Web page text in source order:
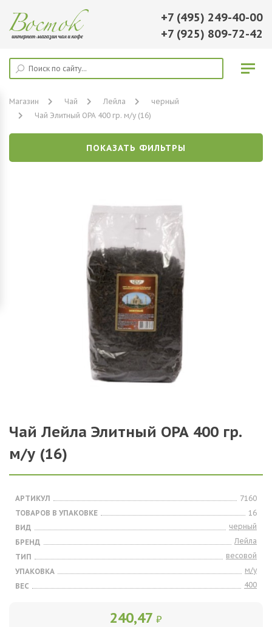
+7 (495) 249-40-00
+7 (925) 809-72-42
Магазин Чай Лейла
черный
Чай Элитный ОРА 400 гр. м/у (16)
ПОКАЗАТЬ ФИЛЬТРЫ
Чай Лейла Элитный ОРА 400 гр.
м/у (16)
АРТИКУЛ
7160
ТОВАРОВ В УПАКОВКЕ
16
ВИД
черный
БРЕНД
Лейла
ТИП
весовой
УПАКОВКА
м/у
ВЕС
400
240,47 ₽